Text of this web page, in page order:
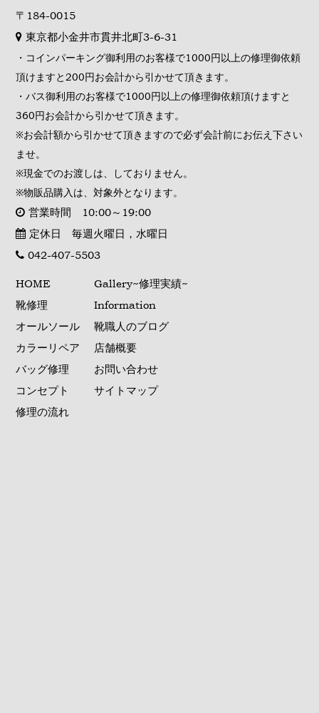
〒184-0015
東京都小金井市貫井北町3-6-31
・コインパーキング御利用のお客様で1000円以上の修理御依頼
頂けますと200円お会計から引かせて頂きます。
・バス御利用のお客様で1000円以上の修理御依頼頂けますと
360円お会計から引かせて頂きます。
※お会計額から引かせて頂きますので必ず会計前にお伝え下さい
ませ。
※現金でのお渡しは、しておりません。
※物販品購入は、対象外となります。
営業時間 10:00～19:00
定休日 毎週火曜日，水曜日
042-407-5503
HOME
靴修理
オールソール
カラーリペア
バッグ修理
コンセプト
修理の流れ
Gallery~修理実績~
Information
靴職人のブログ
店舗概要
お問い合わせ
サイトマップ